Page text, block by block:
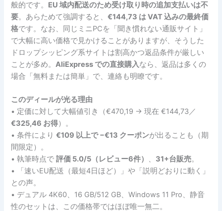
般的です。 EU 域内配送のため受け取り時の追加支払いは不
要。あらためて強調すると、€144,73 は VAT 込みの最終価
格です。なお、同じミニPCを「聞き慣れない通販サイト」
で大幅に高い価格で見かけることがありますが、そうした
ドロップシッピング系サイトは割高かつ返品条件が厳しい
ことが多め。AliExpress での直接購入なら、返品は多くの
場合「無料または簡単」で、連絡も明瞭です。
このディールが光る理由
• 定価に対して大幅値引き（€470,19 → 現在 €144,73／
€325,46 お得）。
• 条件により€109 以上で −€13 クーポンが出ることも（期
間限定）。
• 執筆時点で評価 5.0/5（レビュー6件） 、 31+台販売。
• 「速いEU配送（最短4日ほど）」や「説明どおりに動く」
との声。
• デュアル 4K60、16 GB/512 GB、Windows 11 Pro、静音
性のセットは、この価格帯ではほぼ唯一無二。